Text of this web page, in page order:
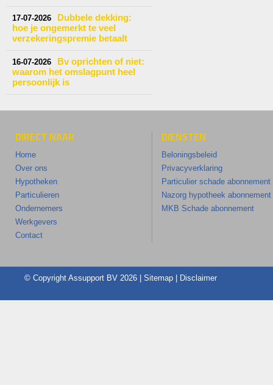
17-07-2026
Dubbele dekking:
hoe je ongemerkt te veel
verzekeringspremie betaalt
16-07-2026
Bv oprichten of niet:
waarom het omslagpunt heel
persoonlijk is
DIRECT NAAR
Home
Over ons
Hypotheken
Particulieren
Ondernemers
Werkgevers
Contact
DIENSTEN
Beloningsbeleid
Privacyverklaring
Particulier schade abonnement
Nazorg hypotheek abonnement
MKB Schade abonnement
© Copyright Assupport BV 2026 | Sitemap Disclaimer